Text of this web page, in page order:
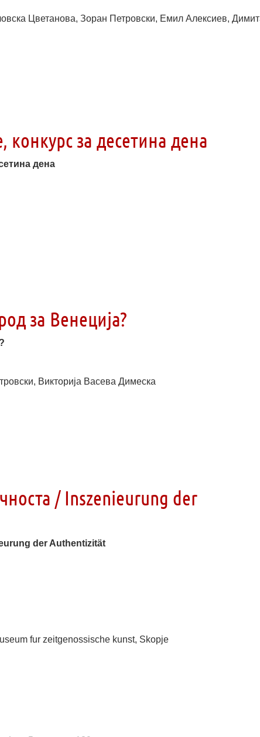
Цветанова, Зоран Петровски, Емил Алексиев,
за десетина дена
дена
за Венеција?
Викторија Васева Димеска
/ Inszenieurung der
der Authentizität
fur zeitgenossische kunst, Skopje